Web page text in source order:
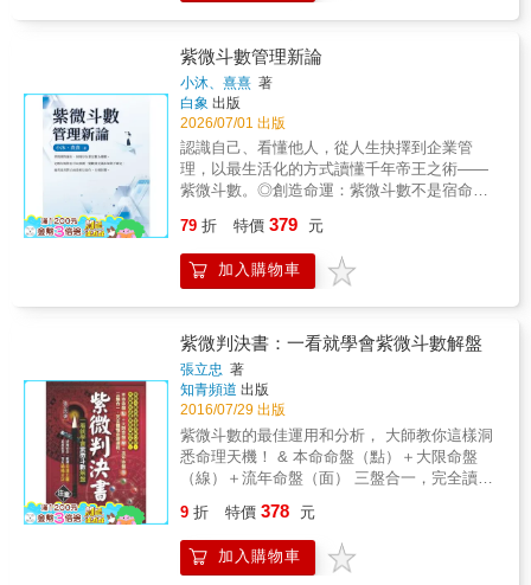
性和70張牌義與卦象。將紫微斗數占卦邏輯結
合牌卡＝容易學、快上手、準度高大耕老師轉
化紫微斗數密而不傳的「隨機取數占卦技
巧」，親自設計紫微牌卡和獨創牌陣，直接彰
顯紫微斗數準確的占卜功能，即使是命理小白
也能輕鬆學會占卦。書中詳細說明牌卡占卜的
邏輯和技術，以50道常見問題為實例示範解
牌，跟著練習，快速上手。本書與紫微牌的特
色#星曜能量 #圖像聯想 #提升感應 #準確預測
原紫微斗數的精算能力。2.加入易經的「變
卦」思維，排除因為流派差異而有不同解釋的
可能性。3.搭配書中牌陣，應用更加靈活，可
以深入問事。4.適合紫微斗數學習新手，一邊
操作牌卡，一邊融會斗數知識。5.操作簡易，
適合對於命理、占卜有興趣者和牌師使用。
紫微斗數管理新論
小沐、熹熹 著
白象 出版
2026/07/01 出版
認識自己、看懂他人，從人生抉擇到企業管
理，以最生活化的方式讀懂千年帝王之術——
紫微斗數。◎創造命運：紫微斗數不是宿命
知己知彼：看見自己的優勢及他人的特質，作
為人生與管理決策的參考依據。◎趣味學習：
透過插畫協助了解十四顆主星，讓艱深的命理
門讀本。作者以深入淺出的方式，將原本被視
為艱澀難懂的紫微斗數進行重新詮釋，透過生
動插畫及生活化案例，引導讀者輕鬆認識十四
顆主星的性格特質與命盤宮位的基本涵意。本
書不僅帶領讀者認識自己，更幫助你理解家
人、伴侶、同事與主管的思維模式，從而提升
溝通能力，優化人際互動與合作關係。無論是
初次接觸命理的新手，還是希望從不同角度思
考人生與事業的讀者，都能透過本書看見自身
境中找到適合自己的步調與定位。◎代理經
銷：白象文化更多精彩內容請見
79 折 特價 379 元
加入購物車
紫微判決書：一看就學會紫微斗數解盤
張立忠 著
知青頻道 出版
2016/07/29 出版
紫微斗數的最佳運用和分析， 大師教你這樣洞
悉命理天機！ & 本命命盤（點）＋大限命盤
（線）＋流年命盤（面） 三盤合一，完全讀懂
易！ 利用本書方法，讓你解盤一次就到位。 排
陣組合，翻轉命運玄關， 感應剎那，預知禍福
吉凶。 & 紫微斗數是一門易學難精之算命數
9 折 特價 378 元
加入購物車